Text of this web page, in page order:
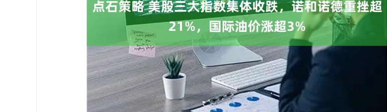
沪深300 4694.44 43.13 0.93% 北证50